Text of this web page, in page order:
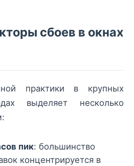
сбоев в окнах
практики в крупных
выделяет несколько
пик: большинство
концентрируется в